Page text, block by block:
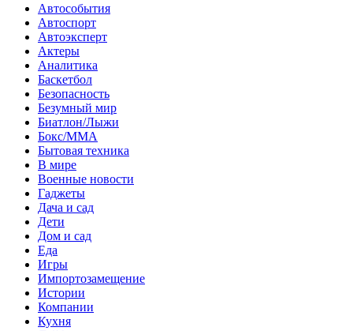
Автособытия
Автоспорт
Автоэксперт
Актеры
Аналитика
Баскетбол
Безопасность
Безумный мир
Биатлон/Лыжи
Бокс/MMA
Бытовая техника
В мире
Военные новости
Гаджеты
Дача и сад
Дети
Дом и сад
Еда
Игры
Импортозамещение
Истории
Компании
Кухня